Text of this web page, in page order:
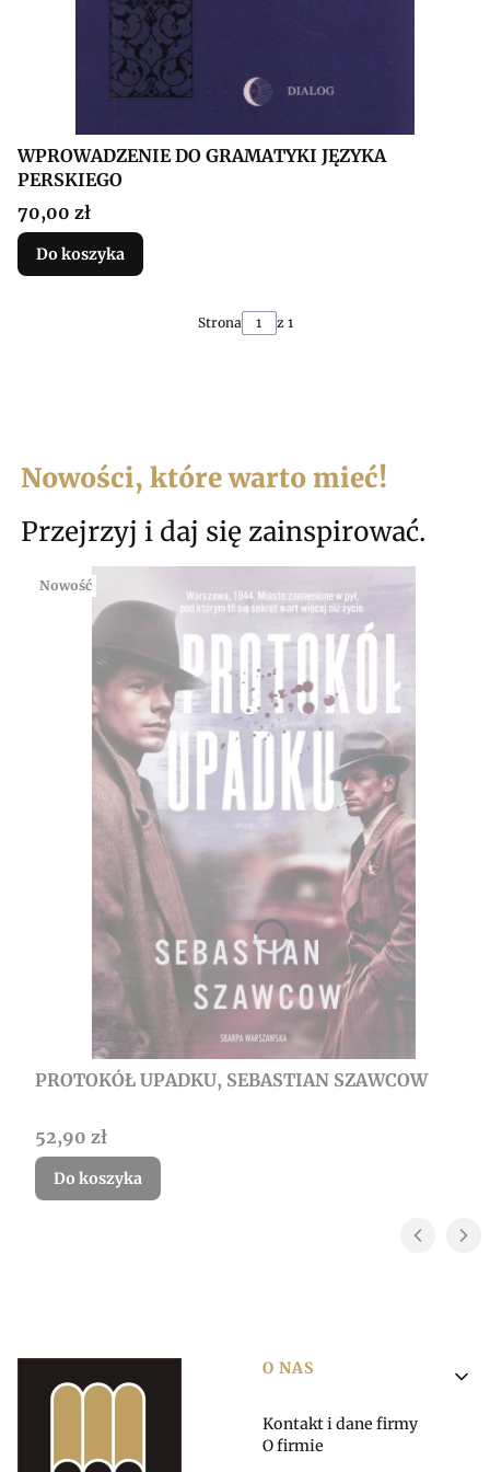
WPROWADZENIE DO GRAMATYKI JĘZYKA
PERSKIEGO
Cena
70,00 zł
Do koszyka
Strona z 1
Nowości, które warto mieć!
Przejrzyj i daj się zainspirować.
Nowość
PROTOKÓŁ UPADKU, SEBASTIAN SZAWCOW
Cena
52,90 zł
Do koszyka
Linki w stopce
O NAS
Kontakt i dane firmy
O firmie